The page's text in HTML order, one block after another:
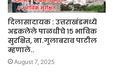
दिलासादायक : उत्तराखंडमध्ये
अडकलेले पाळधीचे १५ भाविक
सुरक्षित, ना.गुलाबराव पाटील
म्हणाले..
August 7, 2025